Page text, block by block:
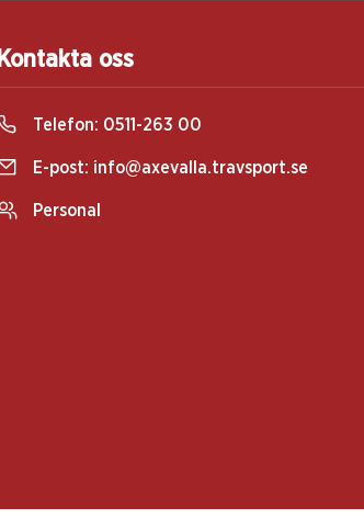
Kontakta oss
Telefon: 0511-263 00
E-post: info@axevalla.travsport.se
Personal